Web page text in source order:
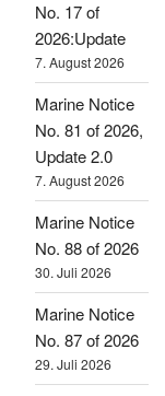
No. 17 of
2026:Update
7. August 2026
Marine Notice
No. 81 of 2026,
Update 2.0
7. August 2026
Marine Notice
No. 88 of 2026
30. Juli 2026
Marine Notice
No. 87 of 2026
29. Juli 2026